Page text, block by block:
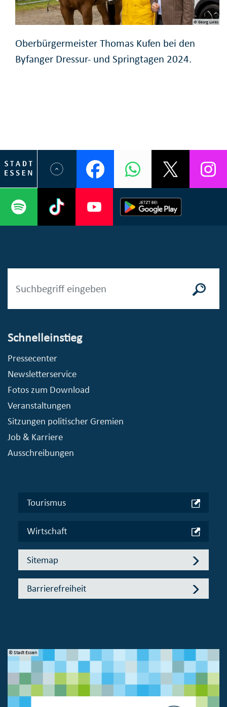
© Georg Lukas
Oberbürgermeister Thomas Kufen bei den
Byfanger Dressur- und Springtagen 2024.
Schnelleinstieg
Pressecenter
Newsletterservice
Fotos zum Download
Veranstaltungen
Sitzungen politischer Gremien
Job & Karriere
Ausschreibungen
Tourismus
Wirtschaft
Sitemap
Barrierefreiheit
© Stadt Essen